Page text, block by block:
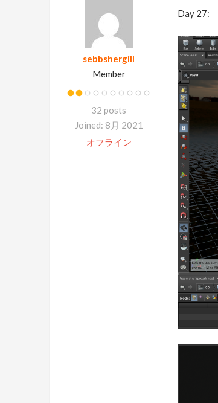
sebbshergill
Member
32 posts
Joined: 8月 2021
オフライン
Day 27: